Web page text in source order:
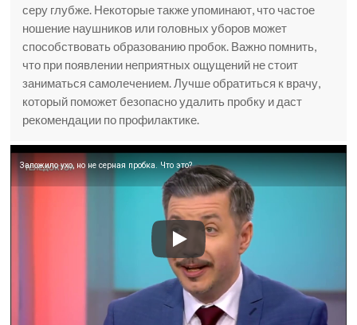
серу глубже. Некоторые также упоминают, что частое
ношение наушников или головных уборов может
способствовать образованию пробок. Важно помнить,
что при появлении неприятных ощущений не стоит
заниматься самолечением. Лучше обратиться к врачу,
который поможет безопасно удалить пробку и даст
рекомендации по профилактике.
Заложило ухо, но не серная пробка. Что это?